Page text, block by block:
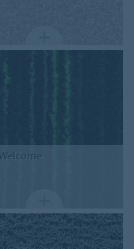
Welcome